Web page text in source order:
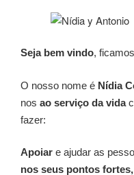
Seja bem vindo,
O nosso nome é Nídia
nos ao serviço da vida
fazer:
Apoiar e ajudar as
nos seus pontos